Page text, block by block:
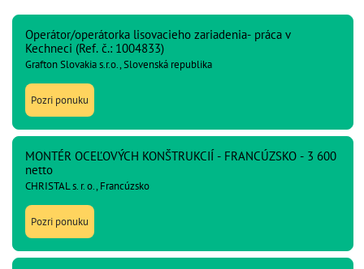
Operátor/operátorka lisovacieho zariadenia- práca v
Kechneci (Ref. č.: 1004833)
Grafton Slovakia s.r.o., Slovenská republika
Pozri ponuku
MONTÉR OCEĽOVÝCH KONŠTRUKCIÍ - FRANCÚZSKO - 3 600
netto
CHRISTAL s. r. o., Francúzsko
Pozri ponuku